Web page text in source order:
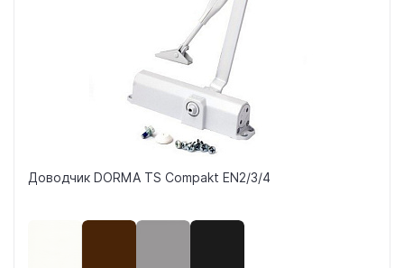
Доводчик DORMA TS Compakt EN2/3/4